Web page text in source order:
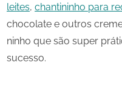
leites, chantininho para
chocolate e outros
ninho que são super
sucesso.